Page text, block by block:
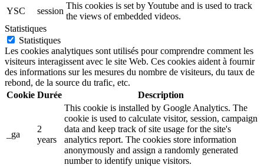
YSC
session
This cookies is set by Youtube and is used to track
the views of embedded videos.
Statistiques
Statistiques
Les cookies analytiques sont utilisés pour comprendre comment les
visiteurs interagissent avec le site Web. Ces cookies aident à fournir
des informations sur les mesures du nombre de visiteurs, du taux de
rebond, de la source du trafic, etc.
Cookie Durée Description
_ga
2
years
This cookie is installed by Google Analytics. The
cookie is used to calculate visitor, session, campaign
data and keep track of site usage for the site's
analytics report. The cookies store information
anonymously and assign a randomly generated
number to identify unique visitors.